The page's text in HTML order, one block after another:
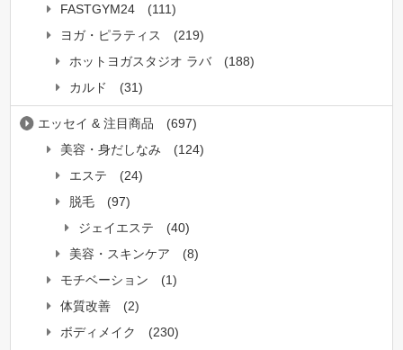
FASTGYM24
(111)
ヨガ・ピラティス
(219)
ホットヨガスタジオ ラバ
(188)
カルド
(31)
エッセイ & 注目商品
(697)
美容・身だしなみ
(124)
エステ
(24)
脱毛
(97)
ジェイエステ
(40)
美容・スキンケア
(8)
モチベーション
(1)
体質改善
(2)
ボディメイク
(230)